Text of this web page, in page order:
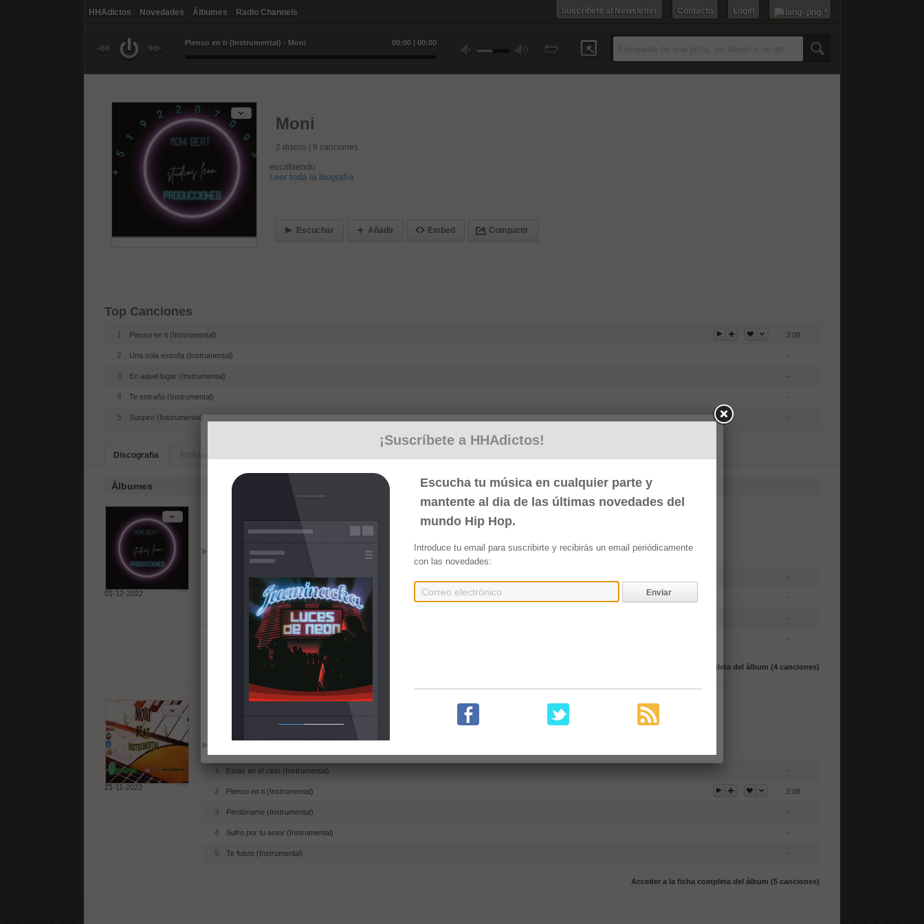
HHAdictos Novedades Álbumes Radio Channels Login
Contacto
Suscríbete al Newsletter
Pienso en ti (Instrumental) - Moni 00:00 | 00:00
Moni
2 discos | 9 canciones
escribiendo
Leer toda la biografía
Escuchar Añadir Embed Compartir
Top Canciones
1 Pienso en ti (Instrumental) 3:08
2 Una sola estrofa (Instrumental) -
3 En aquel lugar (Instrumental) -
4 Te extraño (Instrumental) -
5 Suspiro (Instrumental) -
Discografia
Álbumes
01-12-2022
Suspiro (Instrumentales) (2022)
Reproducir Añadir Compartir
Una sola estrofa (Instrumental) -
En aquel lugar (Instrumental) -
Te extraño (Instrumental) -
Suspiro (Instrumental) -
Acceder a la ficha completa del álbum (4 canciones)
21-11-2022
Amor y odio (Instrumentales) (2022)
Estás en el cielo (Instrumental) -
2 Pienso en ti (Instrumental) 3:08
3 Perdóname (Instrumental) -
4 Sufro por tu amor (Instrumental) -
5 Te fuiste (Instrumental) -
Acceder a la ficha completa del álbum (5 canciones)
¡Suscríbete a HHAdictos!
Escucha tu música en cualquier parte y
mantente al dia de las últimas novedades del
mundo Hip Hop.
Introduce tu email para suscribirte y recibirás un email periódicamente
con las novedades:
Enviar